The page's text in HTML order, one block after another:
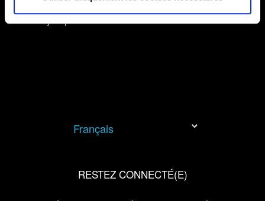
informations techniques et des retours sur le contenu
consulté, pour pouvoir adapter le site à vos besoins. Par
le menu "Paramètres" ci-dessous.
Mon jeu plante
Français
RESTEZ CONNECTÉ(E)